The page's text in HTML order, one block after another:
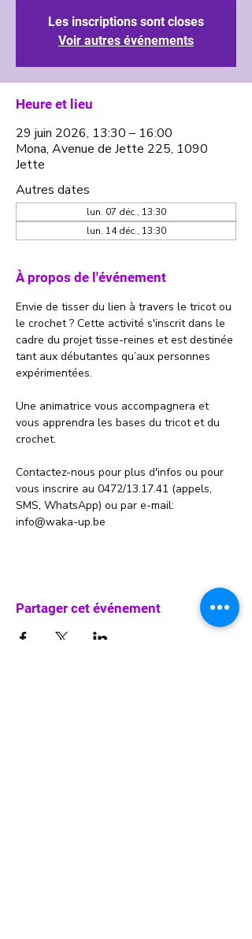
Les inscriptions sont closes
Voir autres événements
Heure et lieu
29 juin 2026, 13:30 – 16:00
Mona, Avenue de Jette 225, 1090
Jette
Autres dates
lun. 07 déc., 13:30
lun. 14 déc., 13:30
À propos de l'événement
Envie de tisser du lien à travers le tricot ou
le crochet ? Cette activité s'inscrit dans le
cadre du projet tisse-reines et est destinée
tant aux débutantes qu’aux personnes
expérimentées.
Une animatrice vous accompagnera et
vous apprendra les bases du tricot et du
crochet.
Contactez-nous pour plus d'infos ou pour
vous inscrire au 0472/13.17.41 (appels,
SMS, WhatsApp) ou par e-mail:
info@waka-up.be
Partager cet événement